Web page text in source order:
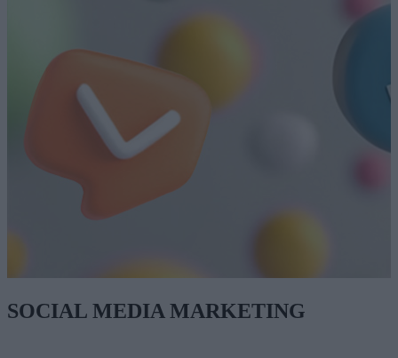
SOCIAL MEDIA MARKETING